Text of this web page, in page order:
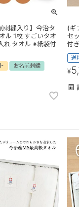
刺繍入り】今治タ
ル 1枚 すごいタオ
れ タオル ※紙袋付
お名前刺繍
(ギ
セ
付き
送
¥